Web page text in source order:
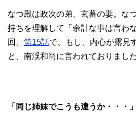
なつ殿は政次の弟、玄蕃の妻。な
持ちを理解して「余計な事は言わ
回、 第15話で、もし、内心が露見
と、南渓和尚に言われておりました
「同じ姉妹でこうも違うか・・・」